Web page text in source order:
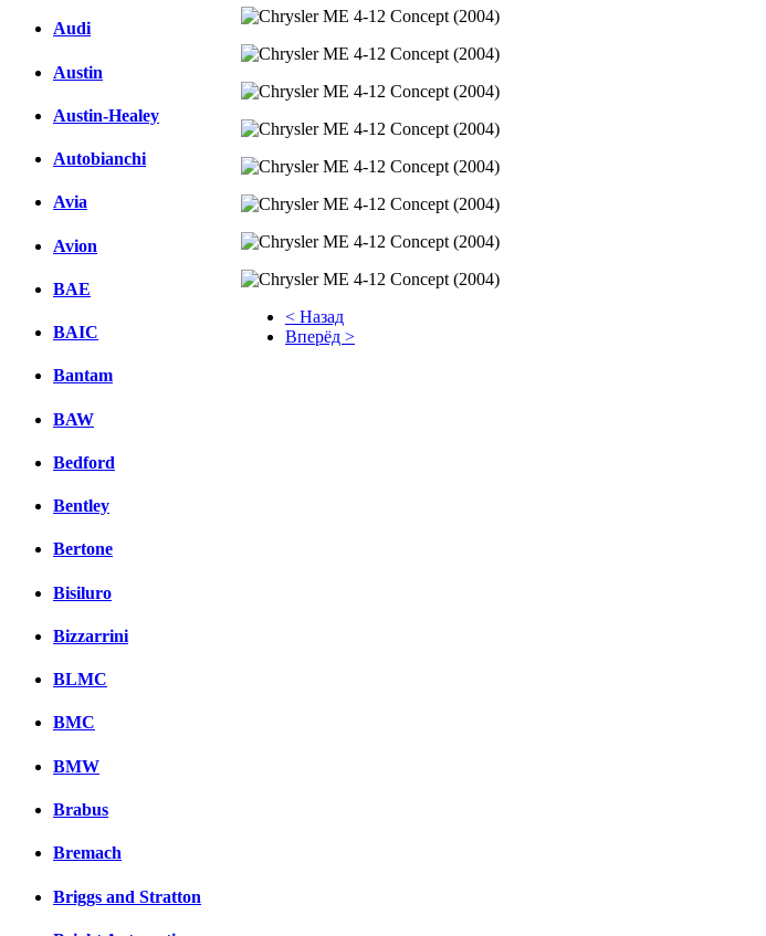
Audi
Austin
Austin-Healey
Autobianchi
Avia
Avion
BAE
BAIC
Bantam
BAW
Bedford
Bentley
Bertone
Bisiluro
Bizzarrini
BLMC
BMC
BMW
Brabus
Bremach
Briggs and Stratton
< Назад
Вперёд >